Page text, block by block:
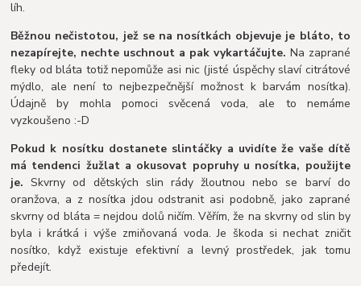
líh.
Běžnou nečistotou, jež se na nosítkách objevuje je bláto, to
nezapírejte, nechte uschnout a pak vykartáčujte. Na zaprané
fleky od bláta totiž nepomůže asi nic (jisté úspěchy slaví citrátové
mýdlo, ale není to nejbezpečnější možnost k barvám nosítka).
Údajně by mohla pomoci svěcená voda, ale to nemáme
vyzkoušeno :-D
Pokud k nosítku dostanete slintáčky a uvidíte že vaše dítě
má tendenci žužlat a okusovat popruhy u nosítka, použijte
je. Skvrny od dětských slin rády žloutnou nebo se barví do
oranžova, a z nosítka jdou odstranit asi podobně, jako zaprané
skvrny od bláta = nejdou dolů ničím. Věřím, že na skvrny od slin by
byla i krátká i výše zmiňovaná voda. Je škoda si nechat zničit
nosítko, když existuje efektivní a levný prostředek, jak tomu
předejít.